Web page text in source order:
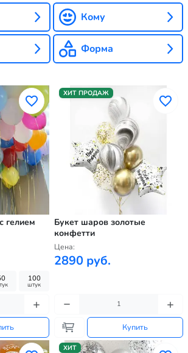
Кому
Форма
гелием
100
штук
ХИТ ПРОДАЖ
Букет шаров золотые
конфетти
Цена:
2890 руб.
Купить
ХИТ